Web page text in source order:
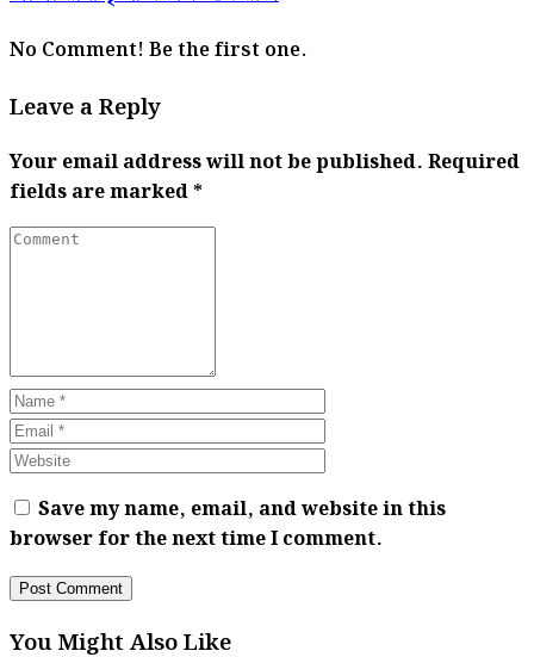
No Comment! Be the first one.
Leave a Reply
Your email address will not be published. Required
fields are marked*
Save my name, email, and website in this
browser for the next time I comment.
You Might Also Like